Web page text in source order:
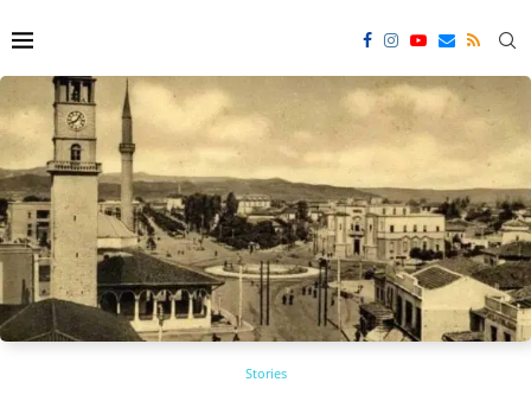
Stories